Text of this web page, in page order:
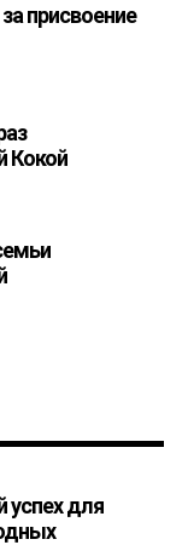
присвоение
Кокой
успех для